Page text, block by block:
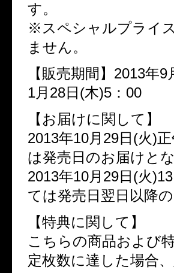
す。
※スペシャルプライ
ません。
【販売期間】2013年
1月28日(木)5：00
【お届けに関して】
2013年10月29日(火)
は発売日のお届けとな
2013年10月29日(火
ては発売日翌日以降
【特典に関して】
こちらの商品および
定枚数に達した場合